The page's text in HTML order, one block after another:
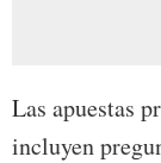
Las apuestas
incluyen